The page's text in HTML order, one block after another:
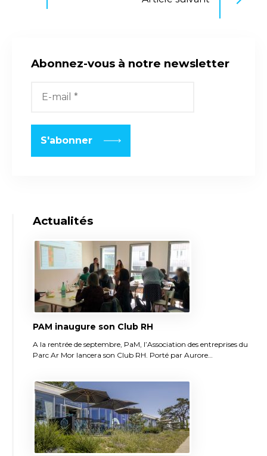
Abonnez-vous à notre newsletter
Actualités
PAM inaugure son Club RH
A la rentrée de septembre, PaM, l’Association des entreprises du
Parc Ar Mor lancera son Club RH. Porté par Aurore…